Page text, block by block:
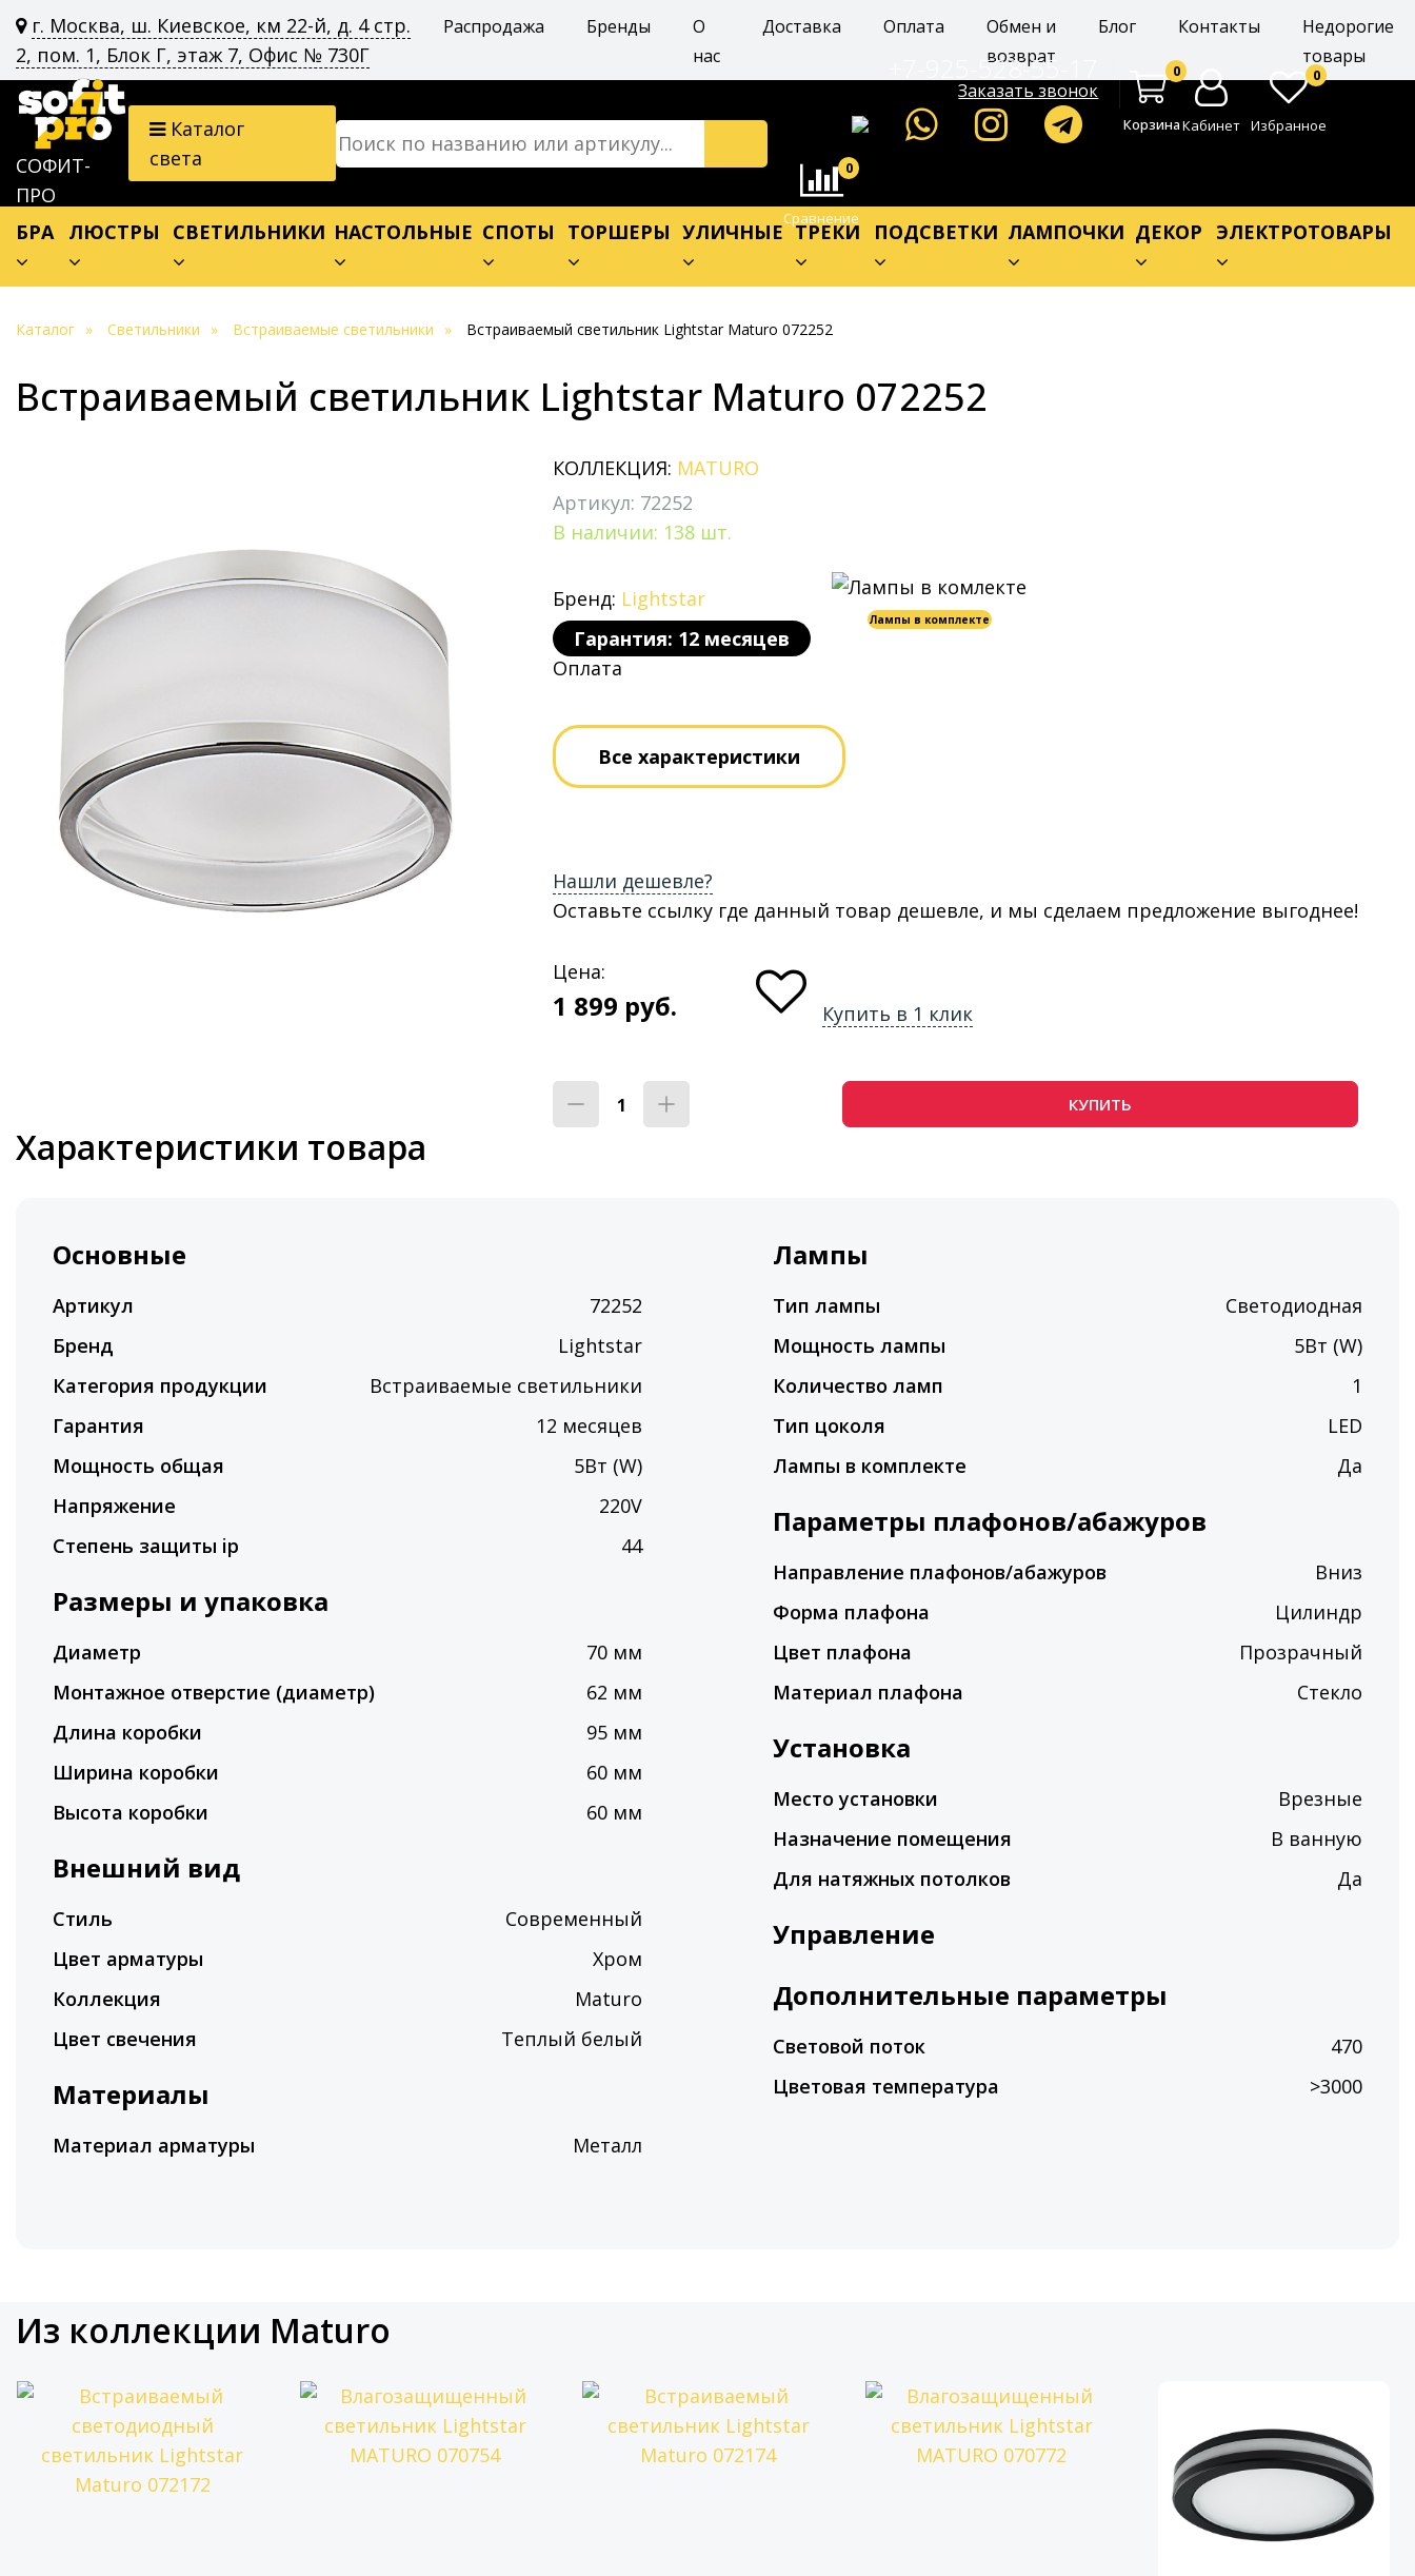
г. Москва, ш. Киевское, км 22-й, д. 4 стр.
2, пом. 1, Блок Г, этаж 7, Офис № 730Г
Распродажа Бренды
О
нас
Доставка Оплата
Обмен и
возврат
Блог Контакты
Недорогие
товары
СОФИТ-
ПРО
Каталог
света
+7-925-528-55-17
Заказать звонок
0
КорзинаКабинет
0
Избранное
0
Сравнение
БРА ЛЮСТРЫ СВЕТИЛЬНИКИ НАСТОЛЬНЫЕ СПОТЫ ТОРШЕРЫ УЛИЧНЫЕ ТРЕКИ ПОДСВЕТКИ ЛАМПОЧКИ ДЕКОР ЭЛЕКТРОТОВАРЫ
Каталог Светильники Встраиваемые светильники Встраиваемый светильник Lightstar Maturo 072252
Встраиваемый светильник Lightstar Maturo 072252
КОЛЛЕКЦИЯ: MATURO
Артикул: 72252
В наличии: 138 шт.
Бренд: Lightstar
Гарантия: 12 месяцев
Лампы в комплекте
Оплата
Все характеристики
Нашли дешевле?
Оставьте ссылку где данный товар дешевле, и мы сделаем предложение выгоднее!
Цена:
1 899 руб. Купить в 1 клик
КУПИТЬ
Характеристики товара
Основные
Артикул
72252
Бренд
Lightstar
Категория продукции
Встраиваемые светильники
Гарантия
12 месяцев
Мощность общая
5Вт (W)
Напряжение
220V
Степень защиты ip
44
Размеры и упаковка
Диаметр
70 мм
Монтажное отверстие (диаметр)
62 мм
Длина коробки
95 мм
Ширина коробки
60 мм
Высота коробки
60 мм
Внешний вид
Стиль
Современный
Цвет арматуры
Хром
Коллекция
Maturo
Цвет свечения
Теплый белый
Материалы
Материал арматуры Металл
Лампы
Тип лампы
Светодиодная
Мощность лампы
5Вт (W)
Количество ламп
1
Тип цоколя
LED
Лампы в комплекте
Да
Параметры плафонов/абажуров
Направление плафонов/абажуров
Вниз
Форма плафона
Цилиндр
Цвет плафона
Прозрачный
Материал плафона
Стекло
Установка
Место установки
Врезные
Назначение помещения
В ванную
Для натяжных потолков
Да
Управление
Дополнительные параметры
Световой поток
470
Цветовая температура
>3000
Из коллекции Maturo